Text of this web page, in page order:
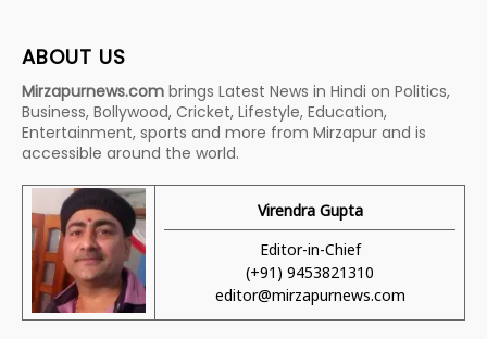
ABOUT US
Mirzapurnews.com brings Latest News in Hindi on Politics,
Business, Bollywood, Cricket, Lifestyle, Education,
Entertainment, sports and more from Mirzapur and is
accessible around the world.
Virendra Gupta
Editor-in-Chief
(+91) 9453821310
editor@mirzapurnews.com